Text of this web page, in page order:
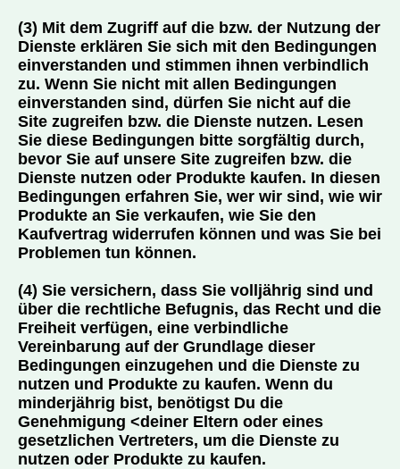
(3) Mit dem Zugriff auf die bzw. der Nutzung der
Dienste erklären Sie sich mit den Bedingungen
einverstanden und stimmen ihnen verbindlich
zu. Wenn Sie nicht mit allen Bedingungen
einverstanden sind, dürfen Sie nicht auf die
Site zugreifen bzw. die Dienste nutzen. Lesen
Sie diese Bedingungen bitte sorgfältig durch,
bevor Sie auf unsere Site zugreifen bzw. die
Dienste nutzen oder Produkte kaufen. In diesen
Bedingungen erfahren Sie, wer wir sind, wie wir
Produkte an Sie verkaufen, wie Sie den
Kaufvertrag widerrufen können und was Sie bei
Problemen tun können.
(4) Sie versichern, dass Sie volljährig sind und
über die rechtliche Befugnis, das Recht und die
Freiheit verfügen, eine verbindliche
Vereinbarung auf der Grundlage dieser
Bedingungen einzugehen und die Dienste zu
nutzen und Produkte zu kaufen. Wenn du
minderjährig bist, benötigst Du die
Genehmigung <deiner Eltern oder eines
gesetzlichen Vertreters, um die Dienste zu
nutzen oder Produkte zu kaufen.